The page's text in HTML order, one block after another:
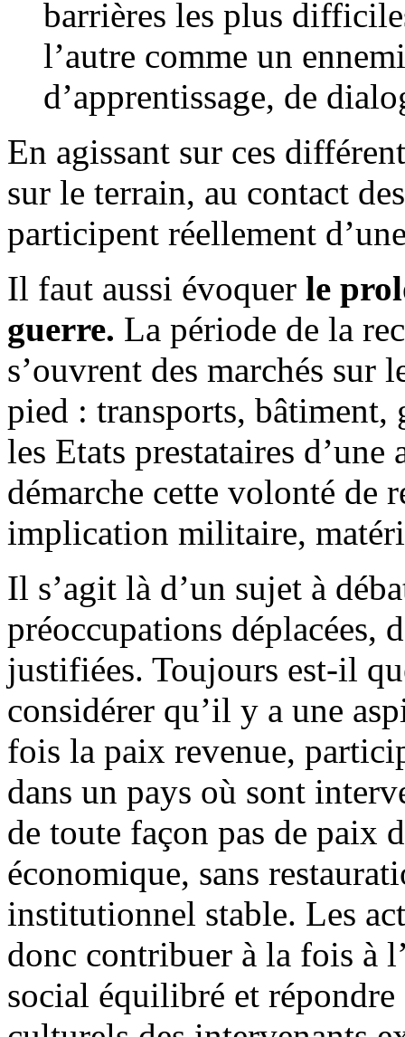
barrières les plus
l’autre comme un
d’apprentissage, de
En agissant sur ces
sur le terrain, au contact
participent réellement
Il faut aussi évoquer le
guerre. La période de la
s’ouvrent des marchés sur
pied : transports,
les Etats prestataires
démarche cette volonté de
implication militaire,
Il s’agit là d’un sujet à
préoccupations déplacées,
justifiées. Toujours est-il
considérer qu’il y a une
fois la paix revenue,
dans un pays où sont
de toute façon pas de paix
économique, sans
institutionnel stable. Les
donc contribuer à la fois à
social équilibré et